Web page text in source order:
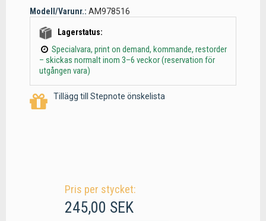
Modell/Varunr.: AM978516
Lagerstatus:
Specialvara, print on demand, kommande, restorder
– skickas normalt inom 3–6 veckor (reservation för
utgången vara)
Tillägg till Stepnote önskelista
Pris per stycket:
245,00 SEK